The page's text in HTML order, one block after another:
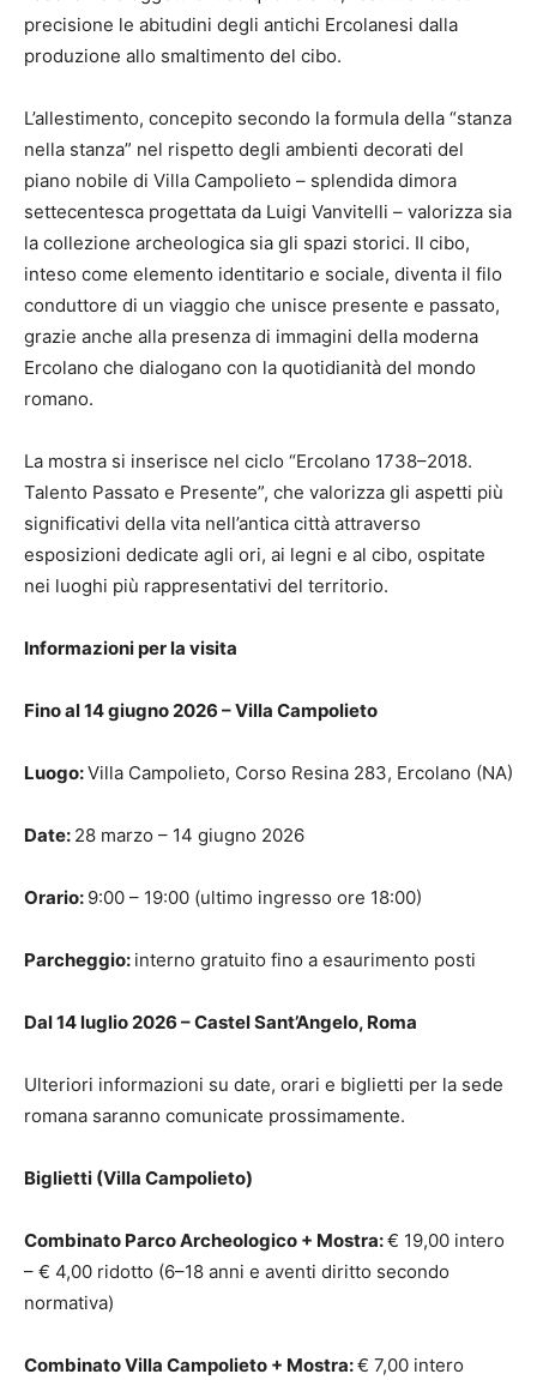
precisione le abitudini degli antichi Ercolanesi dalla
produzione allo smaltimento del cibo.
L’allestimento, concepito secondo la formula della “stanza
nella stanza” nel rispetto degli ambienti decorati del
piano nobile di Villa Campolieto – splendida dimora
settecentesca progettata da Luigi Vanvitelli – valorizza sia
la collezione archeologica sia gli spazi storici. Il cibo,
inteso come elemento identitario e sociale, diventa il filo
conduttore di un viaggio che unisce presente e passato,
grazie anche alla presenza di immagini della moderna
Ercolano che dialogano con la quotidianità del mondo
romano.
La mostra si inserisce nel ciclo “Ercolano 1738–2018.
Talento Passato e Presente”, che valorizza gli aspetti più
significativi della vita nell’antica città attraverso
esposizioni dedicate agli ori, ai legni e al cibo, ospitate
nei luoghi più rappresentativi del territorio.
Informazioni per la visita
Fino al 14 giugno 2026 – Villa Campolieto
Luogo:Villa Campolieto, Corso Resina 283, Ercolano (NA)
Date: 28 marzo – 14 giugno 2026
Orario: 9:00 – 19:00 (ultimo ingresso ore 18:00)
Parcheggio: interno gratuito fino a esaurimento posti
Dal 14 luglio 2026 – Castel Sant’Angelo, Roma
Ulteriori informazioni su date, orari e biglietti per la sede
romana saranno comunicate prossimamente.
Biglietti (Villa Campolieto)
Combinato Parco Archeologico + Mostra:€ 19,00 intero
– € 4,00 ridotto (6–18 anni e aventi diritto secondo
normativa)
Combinato Villa Campolieto + Mostra:€ 7,00 intero